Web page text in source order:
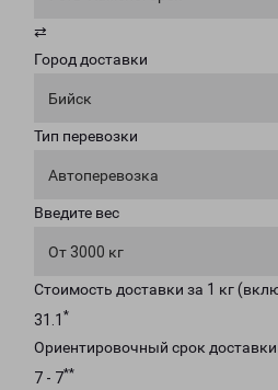
⇄
Город доставки
Бийск
Тип перевозки
Автоперевозка
Введите вес
От 3000 кг
Стоимость доставки за 1 кг
31.1 *
Ориентировочный срок доставки
7 - 7**